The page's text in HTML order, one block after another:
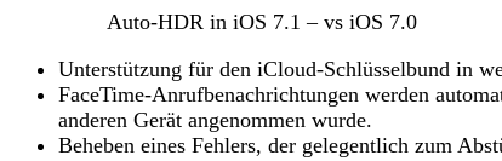
Auto-HDR in iOS 7.1 – vs iOS 7.0
Unterstützung für den iCloud-Schlüsselbund in
FaceTime-Anrufbenachrichtungen werden
anderen Gerät angenommen wurde.
Beheben eines Fehlers, der gelegentlich zum